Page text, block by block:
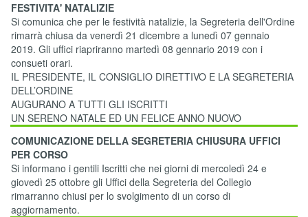
FESTIVITA' NATALIZIE
Si comunica che per le festività natalizie, la Segreteria dell'Ordine
rimarrà chiusa da venerdì 21 dicembre a lunedì 07 gennaio
2019. Gli uffici riapriranno martedì 08 gennario 2019 con i
consueti orari.
IL PRESIDENTE, IL CONSIGLIO DIRETTIVO E LA SEGRETERIA
DELL’ORDINE
AUGURANO A TUTTI GLI ISCRITTI
UN SERENO NATALE ED UN FELICE ANNO NUOVO
COMUNICAZIONE DELLA SEGRETERIA CHIUSURA UFFICI
PER CORSO
Si informano i gentili Iscritti che nei giorni di mercoledì 24 e
giovedì 25 ottobre gli Uffici della Segreteria del Collegio
rimarranno chiusi per lo svolgimento di un corso di
aggiornamento.